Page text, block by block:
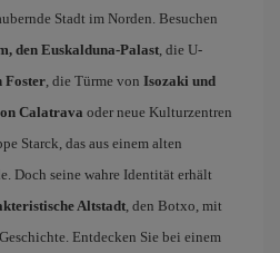
Stadt im Norden. Besuchen
den Euskalduna-Palast, die U-
Foster, die Türme von Isozaki und
Calatrava oder neue Kulturzentren
Starck, das aus einem alten
Doch seine wahre Identität erhält
Altstadt, den Botxo, mit
Entdecken Sie bei einem